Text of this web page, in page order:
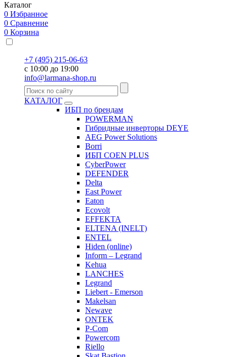
Каталог
0 Избранное
0 Сравнение
0 Корзина
+7 (495) 215-06-63
с 10:00 до 19:00
info@larmana-shop.ru
КАТАЛОГ
ИБП по брендам
POWERMAN
Гибридные инверторы DEYE
AEG Power Solutions
Borri
ИБП COEN PLUS
CyberPower
DEFENDER
Delta
East Power
Eaton
Ecovolt
EFFEKTA
ELTENA (INELT)
ENTEL
Hiden (online)
Inform – Legrand
Kehua
LANCHES
Legrand
Liebert - Emerson
Makelsan
Newave
ONTEK
P-Com
Powercom
Riello